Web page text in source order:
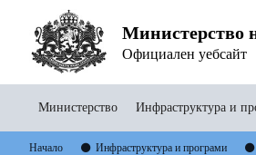
Министерство
Официален уебсайт
Министерство Инфраструктура и
Начало Инфраструктура и програми